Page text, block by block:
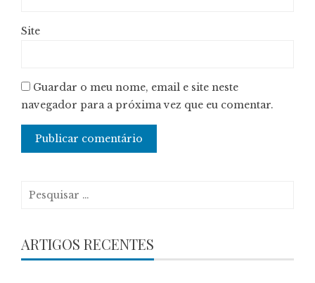
Site
Guardar o meu nome, email e site neste
navegador para a próxima vez que eu comentar.
Pesquisar
ARTIGOS RECENTES